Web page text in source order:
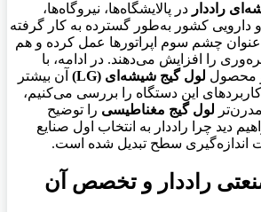
راددار در پالایشگاه‌ها، نیروگاه‌ها،
و دارویی کشور به‌طور گسترده به کار گرفته
چشم سوم اپراتورها عمل کرده و هم
را افزایش می‌دهند. در ادامه، با
لول گیج شیشه‌ای (LG)
آن بیشتر
این دستگاه را بررسی می‌کنیم،
لول گیج مغناطیسی را توضیح
دید چرا راددار به انتخاب اول صنایع
اندازه‌گیری سطح تبدیل شده است.
راددار و تخصص آن